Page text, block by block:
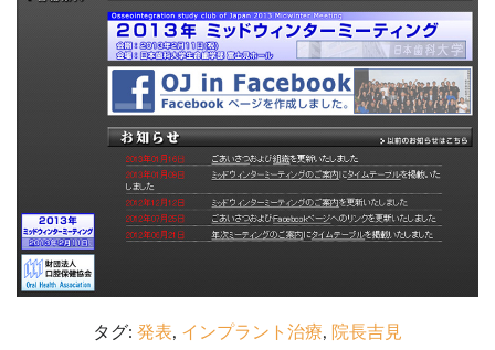
タグ: 発表, インプラント治療, 院長吉見